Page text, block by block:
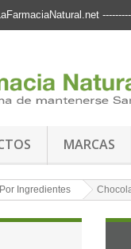
MARCAS
Por Ingredientes